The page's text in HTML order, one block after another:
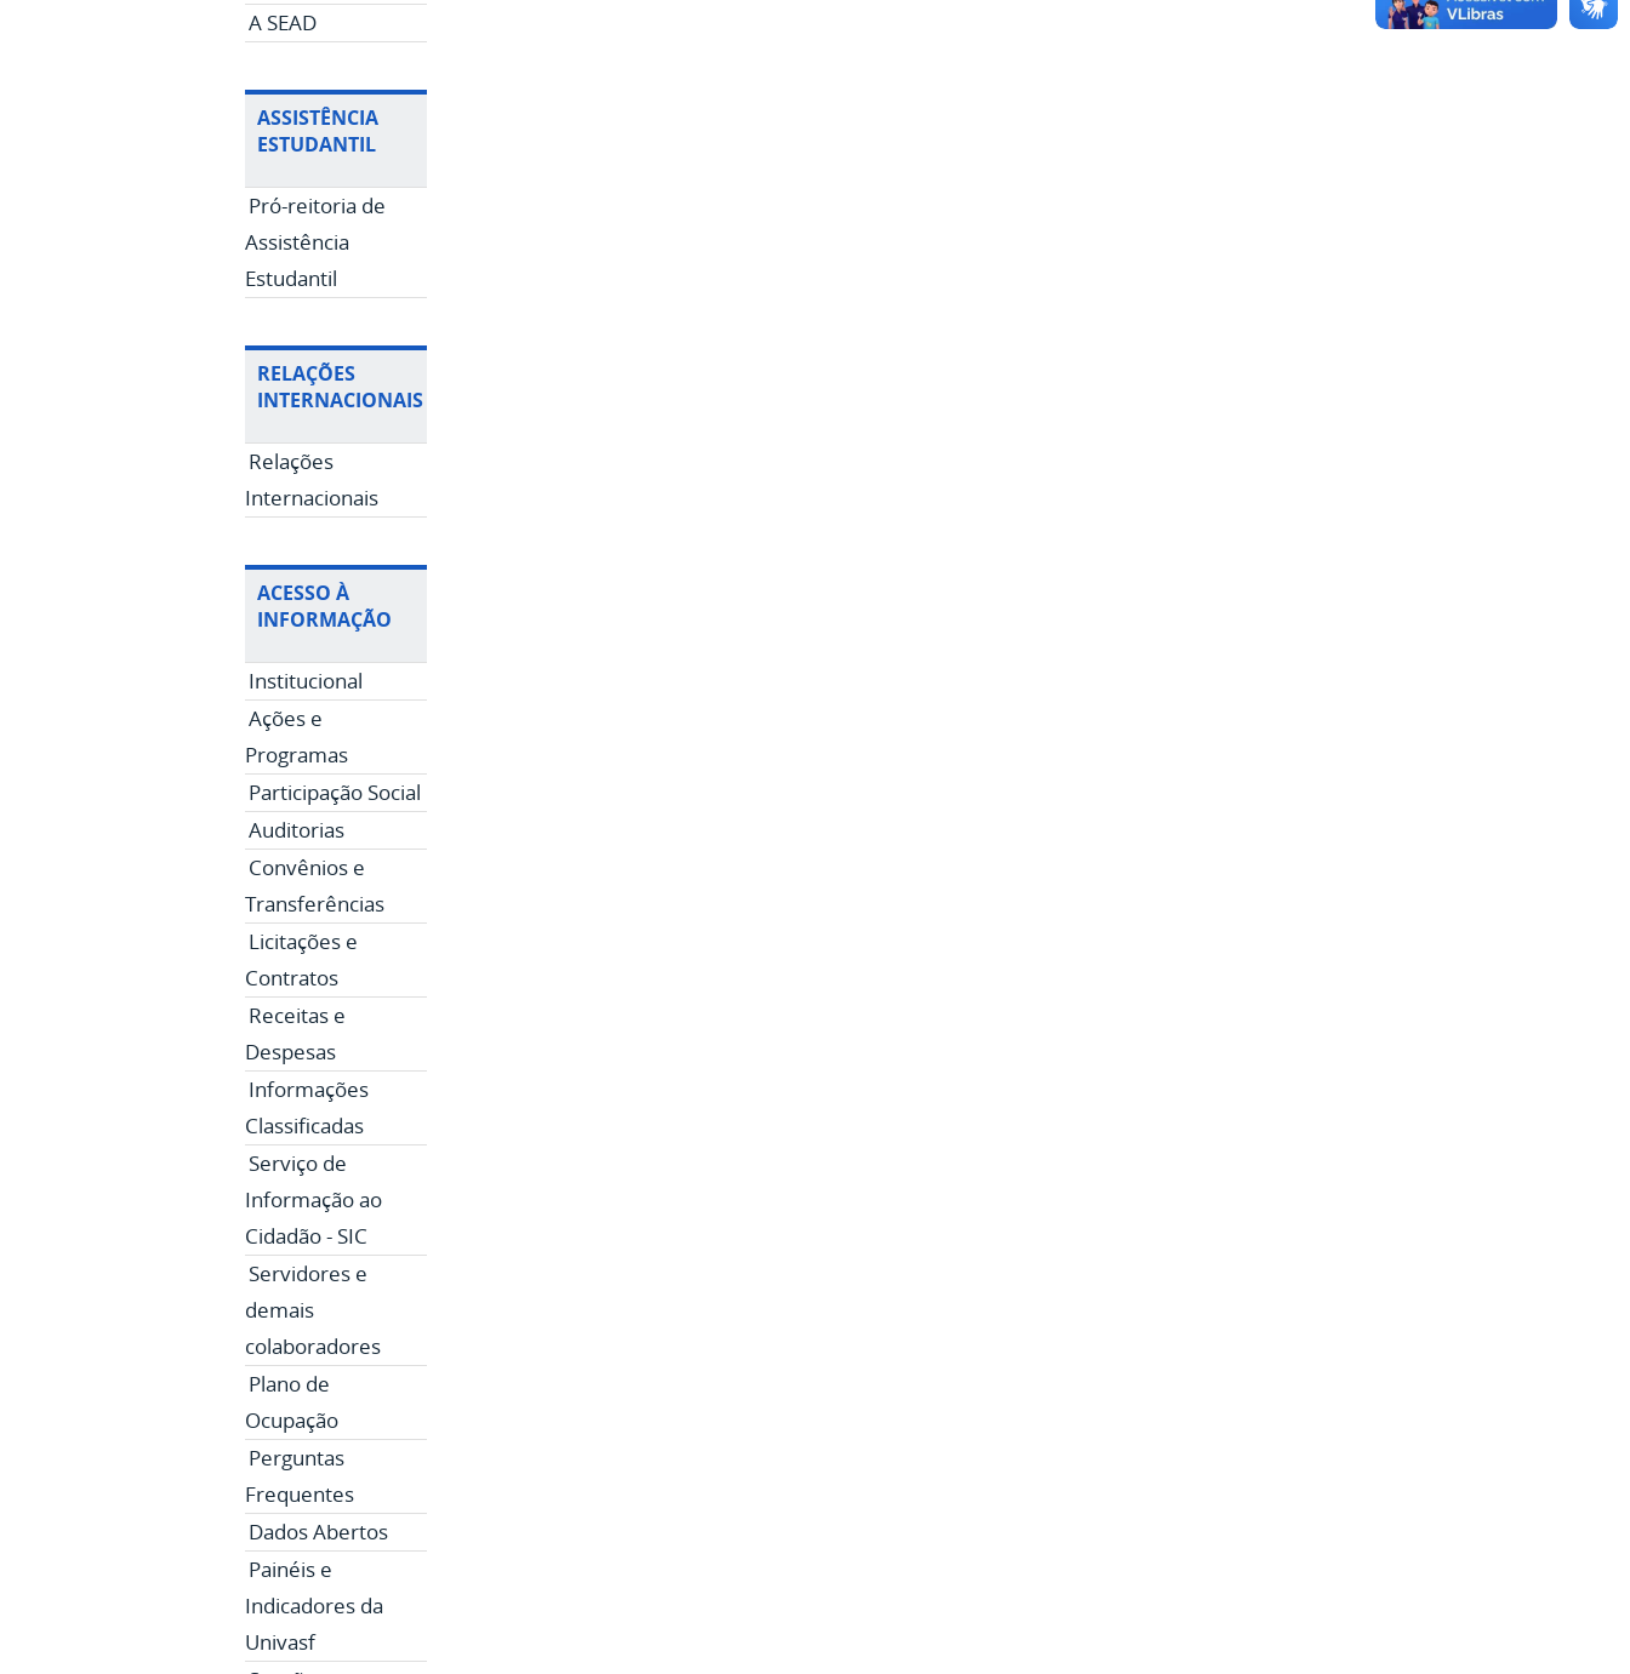
A SEAD
ASSISTÊNCIA
ESTUDANTIL
Pró-reitoria de
Assistência
Estudantil
RELAÇÕES
INTERNACIONAIS
Relações
Internacionais
ACESSO À
INFORMAÇÃO
Institucional
Ações e
Programas
Participação Social
Auditorias
Convênios e
Transferências
Licitações e
Contratos
Receitas e
Despesas
Informações
Classificadas
Serviço de
Informação ao
Cidadão - SIC
Servidores e
demais
colaboradores
Plano de
Ocupação
Perguntas
Frequentes
Dados Abertos
Painéis e
Indicadores da
Univasf